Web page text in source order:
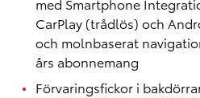
med Smartphone
CarPlay (trådlös) och
och molnbaserat
års abonnemang
Förvaringsfickor i